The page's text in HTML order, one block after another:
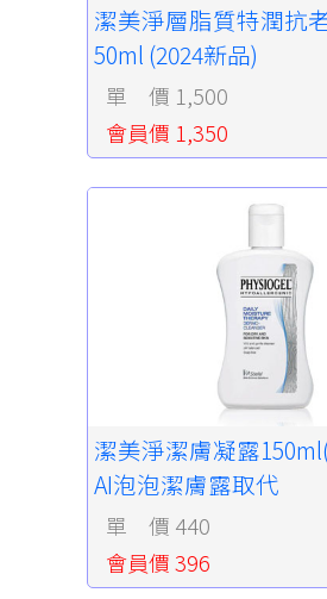
潔美淨層脂質特潤抗
50ml (2024新品)
單 價 1,500
會員價 1,350
潔美淨潔膚凝露
AI泡泡潔膚露取代
單 價 440
會員價 396